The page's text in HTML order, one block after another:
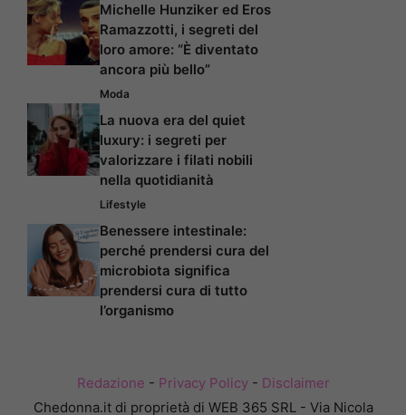
Michelle Hunziker ed Eros
Ramazzotti, i segreti del
loro amore: “È diventato
ancora più bello”
Moda
La nuova era del quiet
luxury: i segreti per
valorizzare i filati nobili
nella quotidianità
Lifestyle
Benessere intestinale:
perché prendersi cura del
microbiota significa
prendersi cura di tutto
l’organismo
Redazione - Privacy Policy- Disclaimer
Chedonna.it di proprietà di WEB 365 SRL - Via Nicola